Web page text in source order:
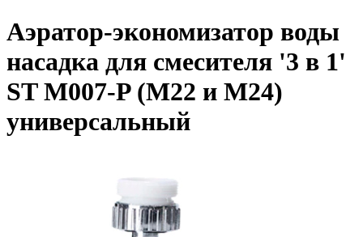
Аэратор-экономизатор воды
насадка для смесителя '3 в 1'
ST M007-P (М22 и M24)
универсальный